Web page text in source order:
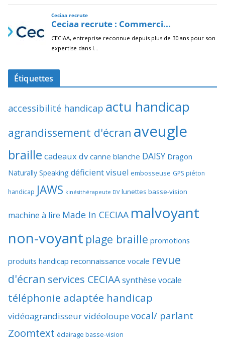
Étiquettes
accessibilité handicap actu handicap
agrandissement d'écran aveugle
braille cadeaux dv canne blanche DAISY Dragon
Naturally Speaking déficient visuel embosseuse GPS piéton
handicap JAWS kinésithérapeute DV lunettes basse-vision
machine à lire Made In CECIAA malvoyant
non-voyant plage braille promotions
produits handicap reconnaissance vocale revue
d'écran services CECIAAsynthèse vocale
téléphonie adaptée handicap
vidéoagrandisseurvidéoloupevocal/ parlant
Zoomtext éclairage basse-vision